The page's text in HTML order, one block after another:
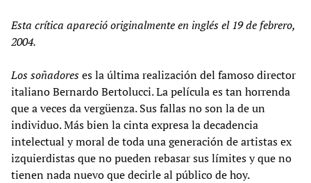
Esta crítica apareció originalmente en inglés el 19 de febrero,
2004.
Los soñadoreses la última realización del famoso director
italiano Bernardo Bertolucci. La película es tan horrenda
que a veces da vergüenza. Sus fallas no son la de un
individuo. Más bien la cinta expresa la decadencia
intelectual y moral de toda una generación de artistas ex
izquierdistas que no pueden rebasar sus límites y que no
tienen nada nuevo que decirle al público de hoy.